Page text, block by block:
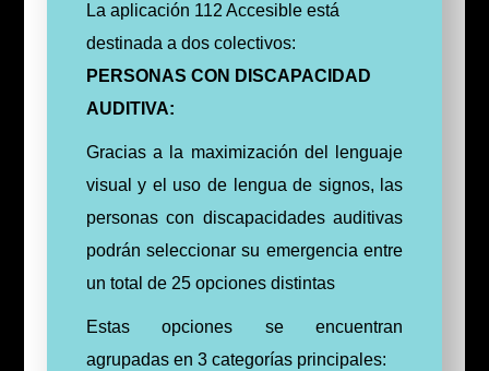
La aplicación 112 Accesible está
destinada a dos colectivos:
PERSONAS CON DISCAPACIDAD
AUDITIVA:
Gracias a la maximización del lenguaje
visual y el uso de lengua de signos, las
personas con discapacidades auditivas
podrán seleccionar su emergencia entre
un total de 25 opciones distintas
Estas opciones se encuentran
agrupadas en 3 categorías principales: